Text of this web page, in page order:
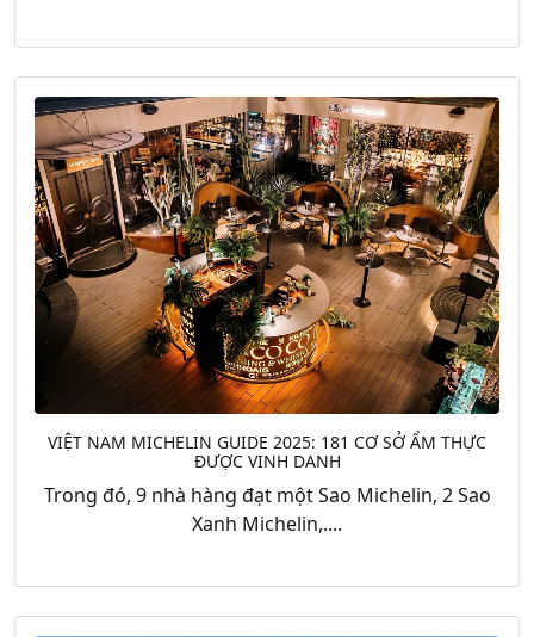
VIỆT NAM MICHELIN GUIDE 2025: 181 CƠ SỞ ẨM THỰC
ĐƯỢC VINH DANH
Trong đó, 9 nhà hàng đạt một Sao Michelin, 2 Sao
Xanh Michelin,....